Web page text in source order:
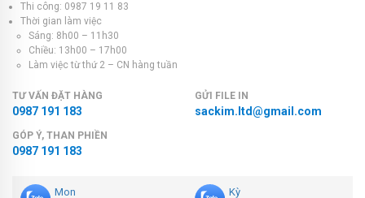
Thi công: 0987 19 11 83
Thời gian làm việc
Sáng: 8h00 – 11h30
Chiều: 13h00 – 17h00
Làm việc từ thứ 2 – CN hàng tuần
TƯ VẤN ĐẶT HÀNG
0987 191 183
GỬI FILE IN
sackim.ltd@gmail.com
GÓP Ý, THAN PHIỀN
0987 191 183
Mon Kỳ